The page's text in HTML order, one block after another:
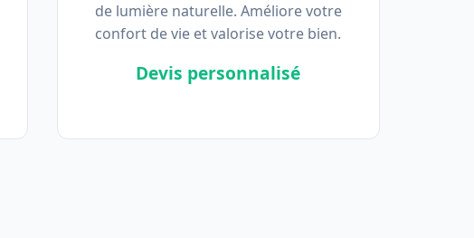
de lumière naturelle. Améliore votre
confort de vie et valorise votre bien.
Devis personnalisé